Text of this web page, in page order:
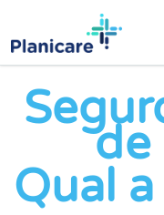
de
Qual